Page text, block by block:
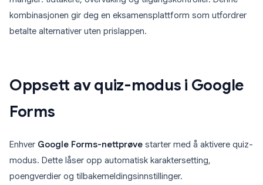
kombinasjonen gir deg en eksamensplattform som utfordrer
betalte alternativer uten prislappen.
Oppsett av quiz-modus i Google
Forms
Enhver Google Forms-nettprøve starter med å aktivere quiz-
modus. Dette låser opp automatisk karaktersetting,
poengverdier og tilbakemeldingsinnstillinger.